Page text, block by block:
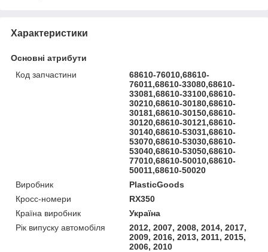
Характеристики
Основні атрибути
Код запчастини
68610-76010,68610-
76011,68610-33080,68610-
33081,68610-33100,68610-
30210,68610-30180,68610-
30181,68610-30150,68610-
30120,68610-30121,68610-
30140,68610-53031,68610-
53070,68610-53030,68610-
53040,68610-53050,68610-
77010,68610-50010,68610-
50011,68610-50020
Виробник
PlasticGoods
Кросс-номери
RX350
Країна виробник
Україна
Рік випуску автомобіля
2012, 2007, 2008, 2014, 2017,
2009, 2016, 2013, 2011, 2015,
2006, 2010